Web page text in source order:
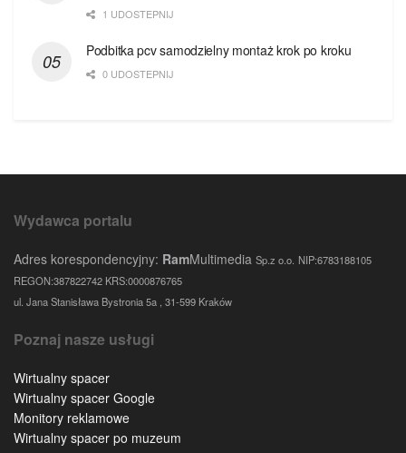
1 UDOSTEPNIJ
Podbitka pcv samodzielny montaż krok po kroku
0 UDOSTEPNIJ
Wydawca portalu
Adres korespondencyjny: RamMultimedia Sp.z o.o. NIP:6783188105
REGON:387822742 KRS:0000876765
ul. Jana Stanisława Bystronia 5a , 31-599 Kraków
Poznaj nasze usługi
Wirtualny spacer
Wirtualny spacer Google
Monitory reklamowe
Wirtualny spacer po muzeum